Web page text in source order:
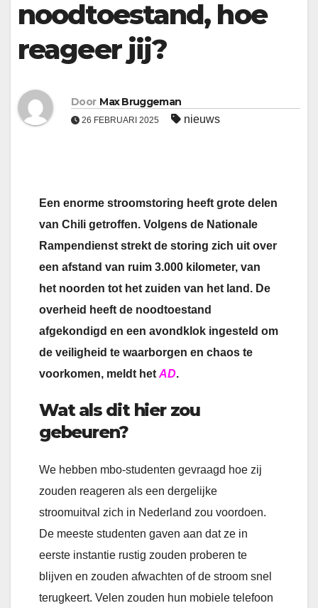
noodtoestand, hoe
reageer jij?
Door Max Bruggeman
26 FEBRUARI 2025 nieuws
Een enorme stroomstoring heeft grote delen
van Chili getroffen. Volgens de Nationale
Rampendienst strekt de storing zich uit over
een afstand van ruim 3.000 kilometer, van
het noorden tot het zuiden van het land. De
overheid heeft de noodtoestand
afgekondigd en een avondklok ingesteld om
de veiligheid te waarborgen en chaos te
voorkomen, meldt het AD.
Wat als dit hier zou
gebeuren?
We hebben mbo-studenten gevraagd hoe zij
zouden reageren als een dergelijke
stroomuitval zich in Nederland zou voordoen.
De meeste studenten gaven aan dat ze in
eerste instantie rustig zouden proberen te
blijven en zouden afwachten of de stroom snel
terugkeert. Velen zouden hun mobiele telefoon